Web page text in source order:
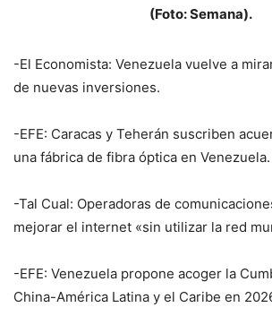
(Foto: Semana).
-El Economista: Venezuela vuelve a
de nuevas inversiones.
-EFE: Caracas y Teherán suscriben
una fábrica de fibra óptica en Venezuela.
-Tal Cual: Operadoras de
mejorar el internet «sin utilizar la red
-EFE: Venezuela propone acoger la
China-América Latina y el Caribe en